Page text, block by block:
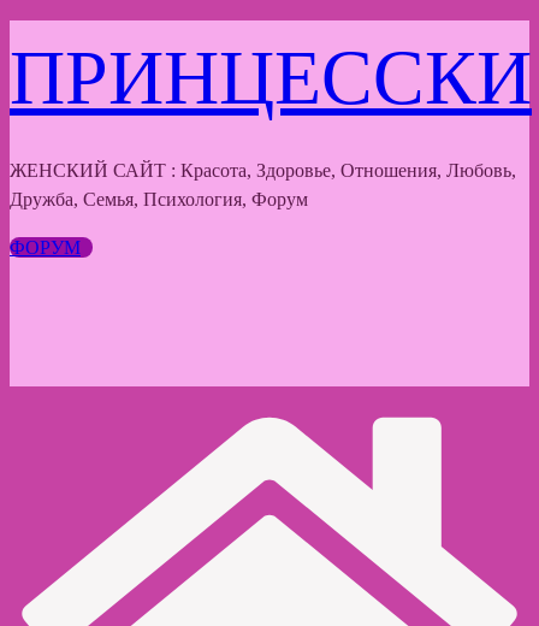
к
содержимому
ПРИНЦЕССКИ
ЖЕНСКИЙ САЙТ : Красота, Здоровье, Отношения, Любовь,
Дружба, Семья, Психология, Форум
ФОРУМ